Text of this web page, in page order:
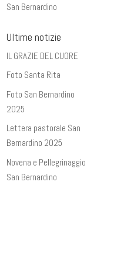
San Bernardino
Ultime notizie
IL GRAZIE DEL CUORE
Foto Santa Rita
Foto San Bernardino
2025
Lettera pastorale San
Bernardino 2025
Novena e Pellegrinaggio
San Bernardino